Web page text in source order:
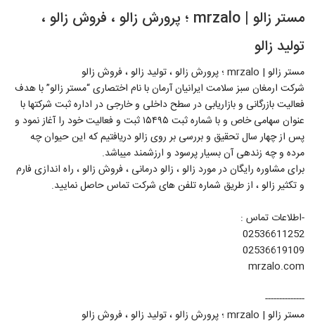
مستر زالو | mrzalo ؛ پرورش زالو ، فروش زالو ،
تولید زالو
مستر زالو | mrzalo ؛ پرورش زالو ، تولید زالو ، فروش زالو
شرکت ارمغان سبز سلامت ایرانیان آرمان با نام اختصاری “مستر زالو” با هدف
فعالیت بازرگانی و بازاریابی در سطح داخلی و خارجی در اداره ثبت شرکت‏ها با
عنوان سهامی خاص و با شماره ثبت ۱۵۴۹۵ ثبت و فعالیت خود را آغاز نمود و
پس از چهار سال تحقیق و بررسی بر روی زالو دریافتیم که این حیوان چه
مرده و چه زنده‏ی آن بسیار پرسود و ارزشمند می‏باشد.
برای مشاوره رایگان در مورد زالو ، زالو درمانی ، فروش زالو ، راه اندازی فارم
و تکثیر زالو ، از طریق شماره تلفن های شرکت تماس حاصل نمایید.
-اطلاعات تماس :
02536611252
02536619109
mrzalo.com
--------------
مستر زالو | mrzalo ؛ پرورش زالو ، تولید زالو ، فروش زالو